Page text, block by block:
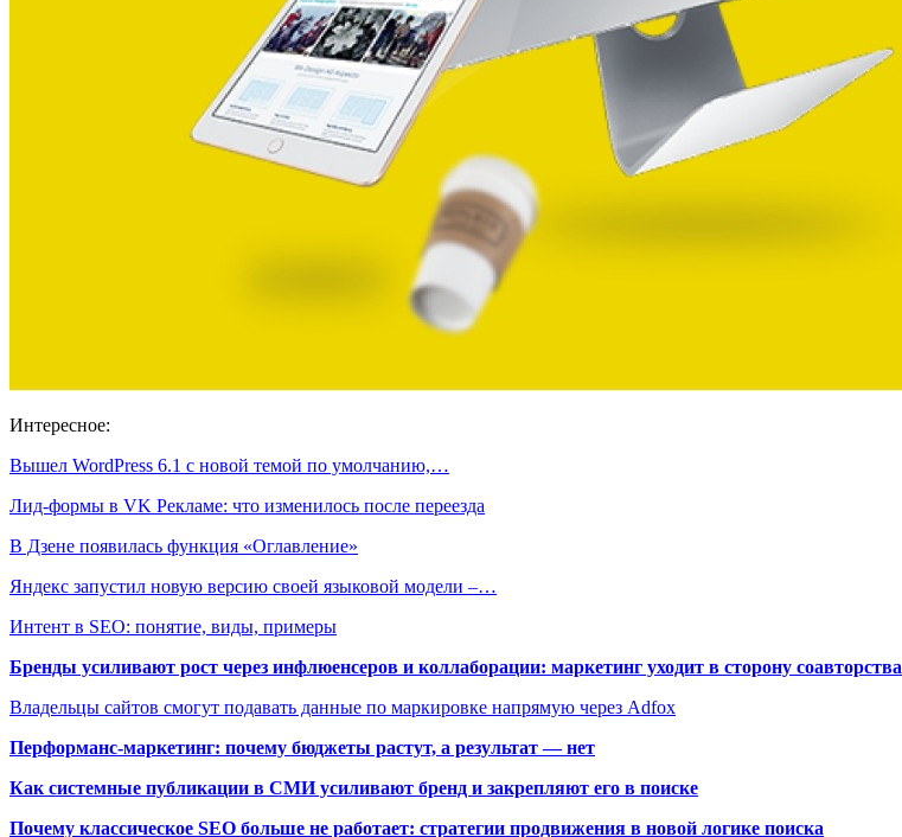
Интересное:
Вышел WordPress 6.1 с новой темой по умолчанию,…
Лид-формы в VK Рекламе: что изменилось после переезда
В Дзене появилась функция «Оглавление»
Яндекс запустил новую версию своей языковой модели –…
Интент в SEO: понятие, виды, примеры
Бренды усиливают рост через инфлюенсеров и коллаборации: маркетинг уходит в сторону соавторства
Владельцы сайтов смогут подавать данные по маркировке напрямую через Adfox
Перформанс-маркетинг: почему бюджеты растут, а результат — нет
Как системные публикации в СМИ усиливают бренд и закрепляют его в поиске
Почему классическое SEO больше не работает: стратегии продвижения в новой логике поиска